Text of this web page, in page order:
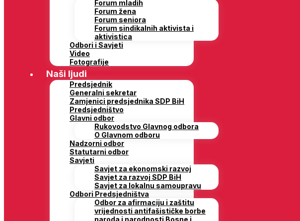
Forum mladih
Forum žena
Forum seniora
Forum sindikalnih aktivista i
aktivistica
Odbori i Savjeti
Video
Fotografije
Naši ljudi
Predsjednik
Generalni sekretar
Zamjenici predsjednika SDP BiH
Predsjedništvo
Glavni odbor
Rukovodstvo Glavnog odbora
O Glavnom odboru
Nadzorni odbor
Statutarni odbor
Savjeti
Savjet za ekonomski razvoj
Savjet za razvoj SDP BiH
Savjet za lokalnu samoupravu
Odbori Predsjedništva
Odbor za afirmaciju i zaštitu
vrijednosti antifašističke borbe
naroda i narodnosti Bosne i